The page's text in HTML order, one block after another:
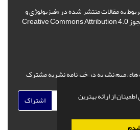
از ارائه بهترین
به مقالات منتشر شده در «فیزیولوژی و
بیوتکنولوژی آبزیان» تحت مجوز Creative Commons Attribution 4.0
های مهم نشریه در خبرنامه نشریه مشترک
اشتراک